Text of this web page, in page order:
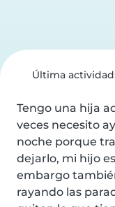
Última
Tengo una hija
veces necesito
noche porque
dejarlo, mi hijo
embargo
rayando las